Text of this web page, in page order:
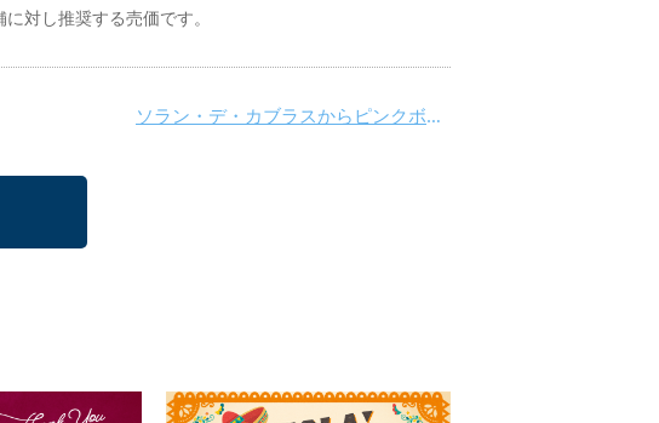
対し推奨する売価です。
ソラン・デ・カブラスからピンクボトルが登場!